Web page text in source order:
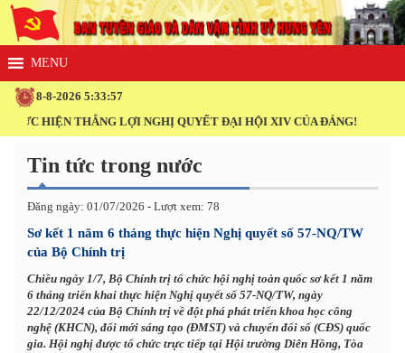
8-8-2026 5:33:59
LỢI NGHỊ QUYẾT ĐẠI HỘI XIV CỦA ĐẢNG!
Tin tức trong nước
Đăng ngày: 01/07/2026 - Lượt xem: 78
Sơ kết 1 năm 6 tháng thực hiện Nghị quyết số 57-NQ/TW
của Bộ Chính trị
Chiều ngày 1/7, Bộ Chính trị tổ chức hội nghị toàn quốc sơ kết 1 năm
6 tháng triển khai thực hiện Nghị quyết số 57-NQ/TW, ngày
22/12/2024 của Bộ Chính trị về đột phá phát triển khoa học công
nghệ (KHCN), đổi mới sáng tạo (ĐMST) và chuyển đổi số (CĐS) quốc
gia. Hội nghị được tổ chức trực tiếp tại Hội trường Diên Hồng, Tòa